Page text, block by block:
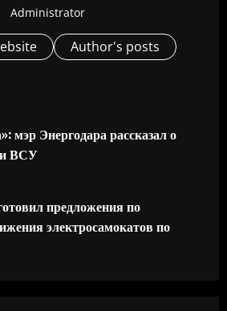
Administrator
Author's posts
мэр Энергодара рассказал о
ВСУ
предложения по
электросамокатов по